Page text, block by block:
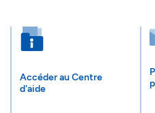
Accéder au Centre
d'aide